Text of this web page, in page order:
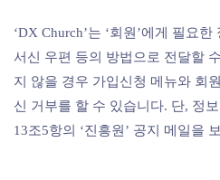
‘DX Church’는 ‘회원’에게 필요
서신 우편 등의 방법으로 전달할
지 않을 경우 가입신청 메뉴와 회
신 거부를 할 수 있습니다. 단, 정
13조5항의 ‘진흥원’ 공지 메일을